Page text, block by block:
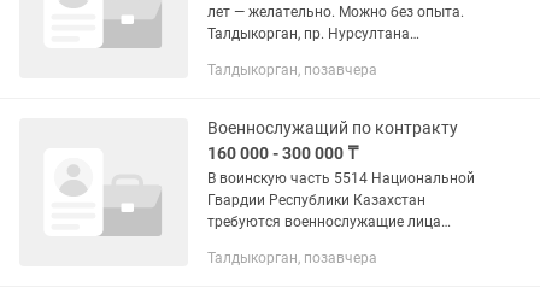
лет — желательно. Можно без опыта.
Талдыкорган, пр. Нурсултана
Заработная плата: 160 000–300 000 тг
Талдыкорган, позавчера
Военнослужащий по контракту
160 000 - 300 000 ₸
В воинскую часть 5514 Национальной
Гвардии Республики Казахстан
требуются военнослужащие лица
при наличии диплома о высшем
Талдыкорган, позавчера